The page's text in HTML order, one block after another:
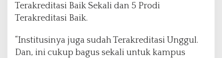
Terakreditasi Baik Sekali dan 5 Prodi
Terakreditasi Baik.
“Institusinya juga sudah Terakreditasi Unggul.
Dan, ini cukup bagus sekali untuk kampus